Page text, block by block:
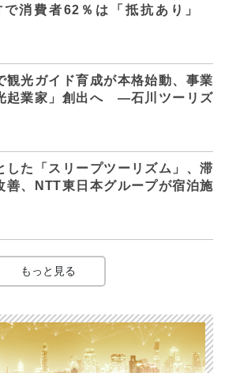
で消費者62％は「抵抗あり」
観光ガイド育成が本格始動、事業
起業家」創出へ ―石川ツーリズ
した「スリープツーリズム」、滞
善、NTT東日本グループが宿泊施
もっと見る